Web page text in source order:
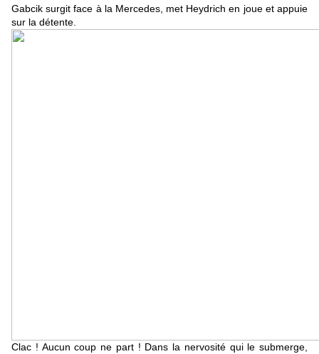
Gabcik surgit face à la Mercedes, met Heydrich en joue et appuie
sur la détente.
Clac ! Aucun coup ne part ! Dans la nervosité qui le submerge,